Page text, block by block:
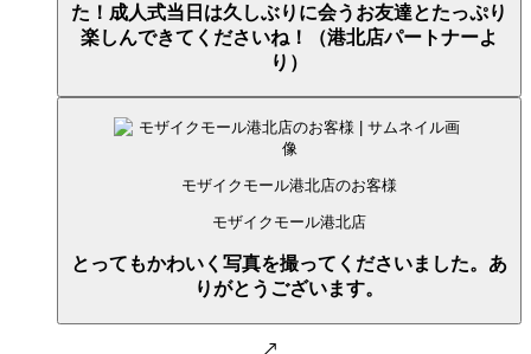
た！成人式当日は久しぶりに会うお友達とたっぷり
楽しんできてくださいね！（港北店パートナーよ
り）
モザイクモール港北店のお客様
モザイクモール港北店
とってもかわいく写真を撮ってくださいました。あ
りがとうございます。